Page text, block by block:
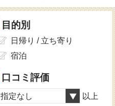
目的別
日帰り / 立ち寄り
宿泊
口コミ評価
指定なし 以上